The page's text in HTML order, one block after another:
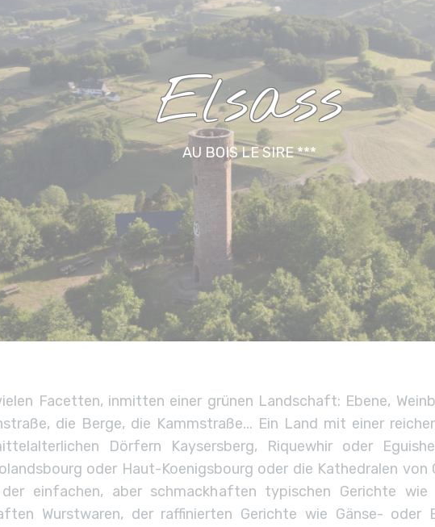
Elsass
AU BOIS LE SIRE ***
Facetten, inmitten einer grünen Landschaft: Ebene,
die Berge, die Kammstraße... Ein Land mit einer
Dörfern Kaysersberg, Riquewhir oder
oder Haut-Koenigsbourg oder die Kathedralen
einfachen, aber schmackhaften typischen Gerichte wie
Wurstwaren, der raffinierten Gerichte wie Gänse- oder